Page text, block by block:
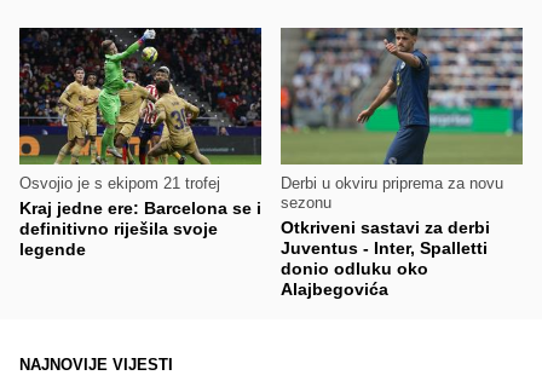
Osvojio je s ekipom 21 trofej
Kraj jedne ere: Barcelona se i
definitivno riješila svoje
legende
Derbi u okviru priprema za novu
sezonu
Otkriveni sastavi za derbi
Juventus - Inter, Spalletti
donio odluku oko
Alajbegovića
NAJNOVIJE VIJESTI